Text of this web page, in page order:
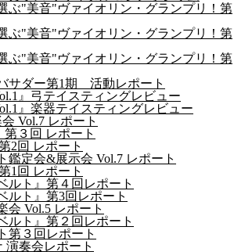
ぶ"美音"ヴァイオリン・グランプリ！第
ぶ"美音"ヴァイオリン・グランプリ！第
ぶ"美音"ヴァイオリン・グランプリ！第
サダー第1期 活動レポート
』弓テイスティングレビュー
』楽器テイスティングレビュー
Vol.7 レポート
第３回 レポート
2回 レポート
鑑定会&展示会 Vol.7 レポート
1回 レポート
ルト』第４回レポート
ルト』第3回レポート
会 Vol.5 レポート
ルト』第２回レポート
第３回レポート
演奏会レポート